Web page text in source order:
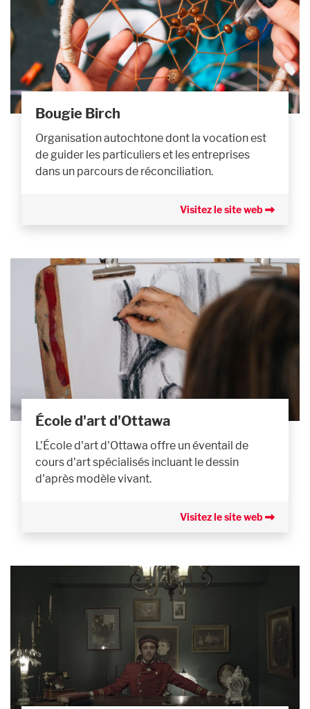
Bougie Birch
Organisation autochtone dont la vocation est
de guider les particuliers et les entreprises
dans un parcours de réconciliation.
Visitez le site web
École d'art d'Ottawa
L'École d'art d'Ottawa offre un éventail de
cours d'art spécialisés incluant le dessin
d'après modèle vivant.
Visitez le site web